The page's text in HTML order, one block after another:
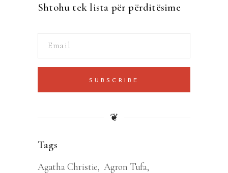
Shtohu tek lista për përditësime
SUBSCRIBE
❦
Tags
Agatha Christie Agron Tufa